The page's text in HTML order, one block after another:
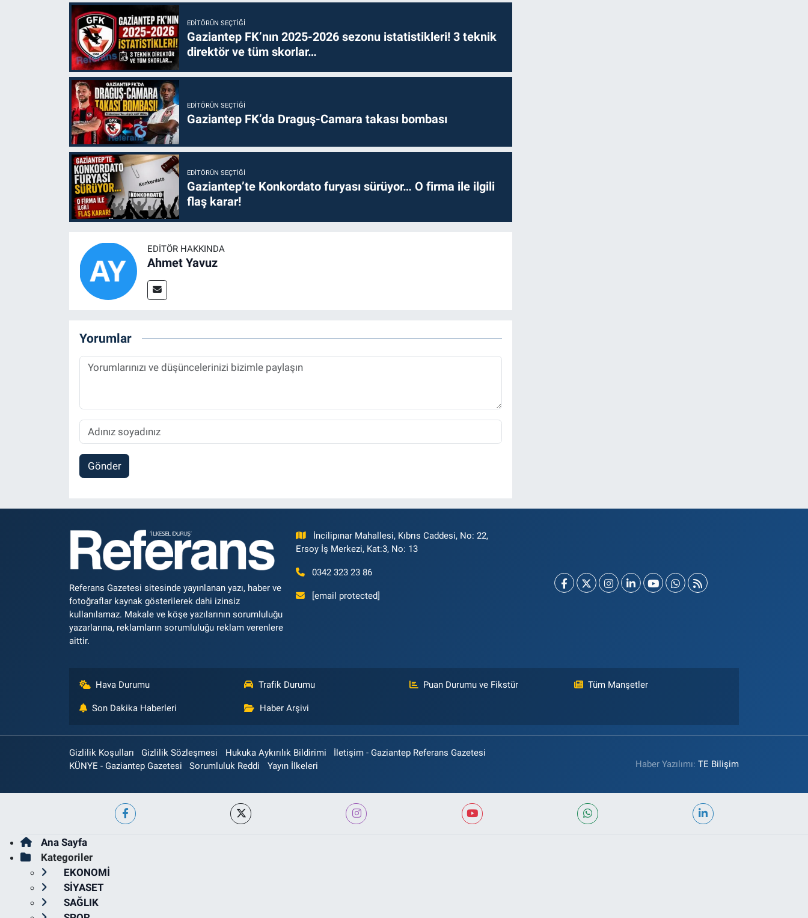
EDITÖRÜN SEÇTIĞI
Gaziantep FK’nın 2025-2026 sezonu istatistikleri! 3 teknik
direktör ve tüm skorlar…
EDITÖRÜN SEÇTIĞI
Gaziantep FK’da Draguş-Camara takası bombası
EDITÖRÜN SEÇTIĞI
Gaziantep’te Konkordato furyası sürüyor… O firma ile ilgili
flaş karar!
EDITÖR HAKKINDA
Ahmet Yavuz
Yorumlar
Gönder
Referans Gazetesi sitesinde yayınlanan yazı, haber ve
fotoğraflar kaynak gösterilerek dahi izinsiz
kullanılamaz. Makale ve köşe yazılarının sorumluluğu
yazarlarına, reklamların sorumluluğu reklam verenlere
aittir.
İncilipınar Mahallesi, Kıbrıs Caddesi, No: 22,
Ersoy İş Merkezi, Kat:3, No: 13
0342 323 23 86
[email protected]
Hava Durumu Trafik Durumu Puan Durumu ve Fikstür Tüm Manşetler
Son Dakika Haberleri Haber Arşivi
Gizlilik Koşulları Gizlilik Sözleşmesi Hukuka Aykırılık Bildirimi
İletişim - Gaziantep Referans Gazetesi
KÜNYE - Gaziantep Gazetesi
Sorumluluk Reddi Yayın İlkeleri Haber Yazılımı:TE Bilişim
Ana Sayfa
Kategoriler
EKONOMİ
SİYASET
SAĞLIK